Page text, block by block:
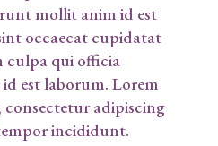
mollit anim id est
occaecat cupidatat
culpa qui officia
est laborum. Lorem
adipiscing
incididunt.